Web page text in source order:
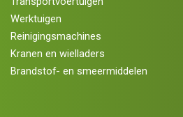
Werktuigen
Reinigingsmachines
Kranen en wielladers
Brandstof- en smeermiddelen